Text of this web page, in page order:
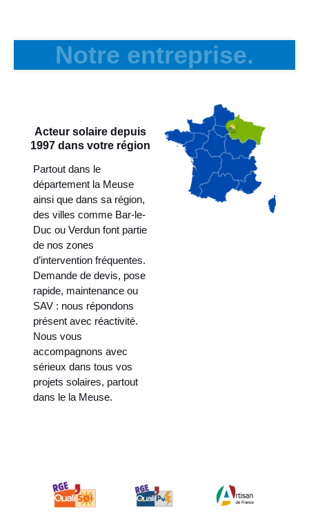
Notre entreprise.
Acteur solaire depuis
1997 dans votre région
Partout dans le
département la Meuse
ainsi que dans sa région,
des villes comme Bar-le-
Duc ou Verdun font partie
de nos zones
d’intervention fréquentes.
Demande de devis, pose
rapide, maintenance ou
SAV : nous répondons
présent avec réactivité.
Nous vous
accompagnons avec
sérieux dans tous vos
projets solaires, partout
dans le la Meuse.